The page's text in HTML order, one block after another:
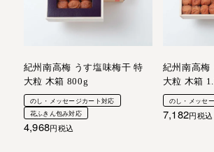
紀州南高梅 うす塩味梅干 特
大粒 木箱 800g
のし・メッセージカート対応
花ふきん包み対応
4,968 税込
紀州南高梅
大粒 木箱
のし・メッセ
7,182 税込